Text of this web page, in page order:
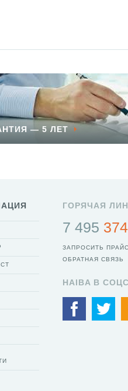
— 5 ЛЕТ
ГОРЯЧАЯ
7 495
ЗАПРОСИТЬ
ОБРАТНАЯ СВЯЗЬ
HAIBA В